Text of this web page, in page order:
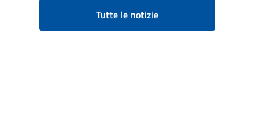
Tutte le notizie